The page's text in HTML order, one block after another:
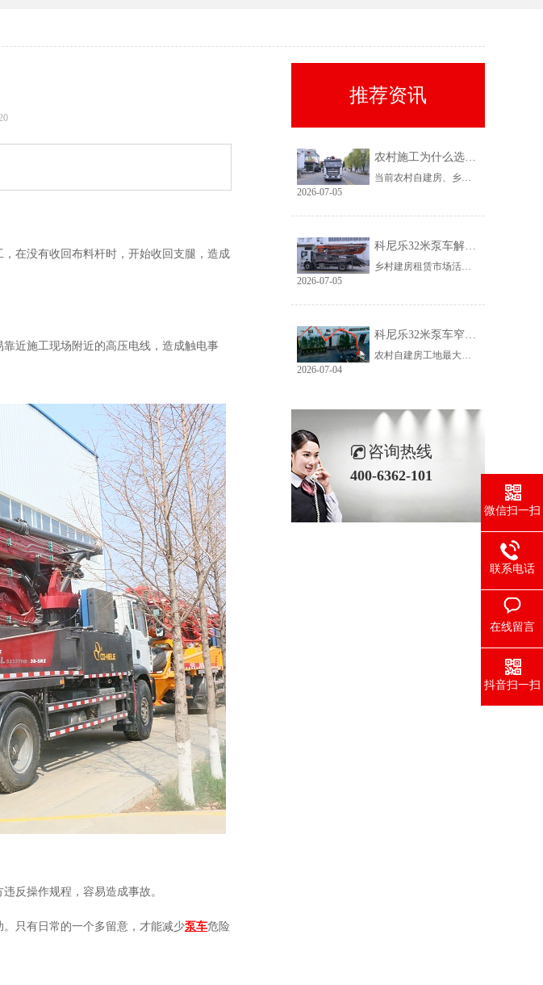
在没有收回布料杆时，开始收回支腿，造成
近施工现场附近的高压电线，造成触电事
反操作规程，容易造成事故。
只有日常的一个多留意，才能减少泵车危险
推荐资讯
农村施工为什么选择科尼乐32米泵车
当前农村自建房、乡镇小型基建需求持续上涨，乡镇泵车租赁需求稳定、回款快，是很多租赁老板的核心盈利市场。但农村工况复杂、场地受限、料况不稳定，传统大机型进场难、闲置高，杂牌小机型配置缩水、故障多、运维贵。综合工况适配性、稳定性、性价比来看，科尼乐32米泵车凭借均衡的参数配置和乡镇专属性能，成为农村施工的黄金主力机型。
2026-07-05
科尼乐32米泵车解决乡村窄巷通行难题
乡村建房租赁市场活源充足，但普遍存在路况差、场地窄、就位难等问题。传统大臂架泵车车身宽、轴距长、支腿占用空间大，受限于乡村路况，大量乡镇工地无法进场施工，导致很多租赁老板明明有活却接不到，严重限制接单范围与全年收益。科尼乐32米泵车从结构层面专项优化，彻底破解乡村窄巷通行、就位、施工三大痛点。
2026-07-05
科尼乐32米泵车窄巷施工优势解析
农村自建房工地最大的特点就是空间受限，巷道窄、院落小、障碍物多。市面上多数常规泵车车身尺寸大、支腿跨度宽，往往出现能进村、进不了院、进院不能施工的尴尬情况，最后只能人工接管浇筑，施工慢、人工贵、甲方满意度低。想要拿下乡镇窄场活源，设备的窄巷适配能力是关键，科尼乐32米泵车针对性优化狭小场地性能，完美适配农村复杂工况。
2026-07-04
咨询热线
400-6362-101
微信扫一扫
联系电话
在线留言
抖音扫一扫